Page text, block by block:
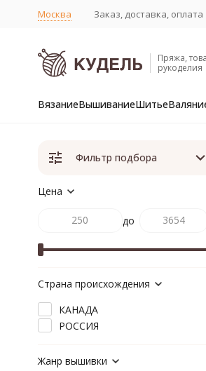
Москва Заказ, доставка, оплата
Пряжа,
рукоделия
ВязаниеВышиваниеШитье
Фильтр подбора
Цена
до
Страна происхождения
КАНАДА
РОССИЯ
Жанр вышивки